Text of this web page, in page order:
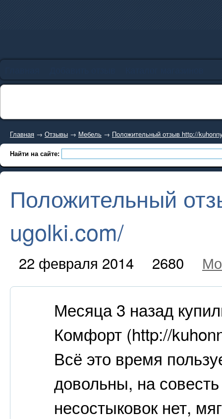
Главная → Отзывы → Мебель → Положительный отзыв http://
Найти на сайте:
Положительный
ugolki.com/
22 февраля 2014 2680
Месяца 3 назад
Комфорт (http://
Всё это время
довольны, на
несостыковок нет,